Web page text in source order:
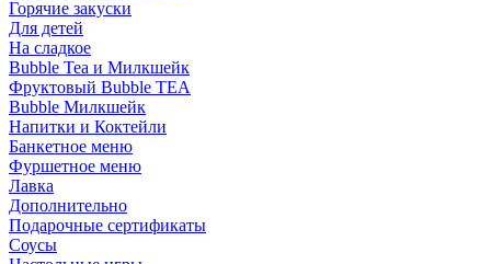
Горячие закуски
Для детей
На сладкое
Bubble Tea и Милкшейк
Фруктовый Bubble TEA
Bubble Милкшейк
Напитки и Коктейли
Банкетное меню
Фуршетное меню
Лавка
Дополнительно
Подарочные сертификаты
Соусы